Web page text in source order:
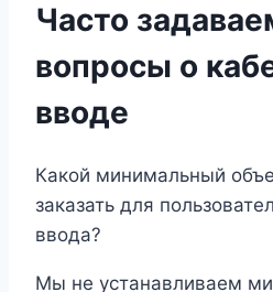
Часто
вопросы о
вводе
Какой минимальный
заказать для
ввода?
Мы не устанавливаем